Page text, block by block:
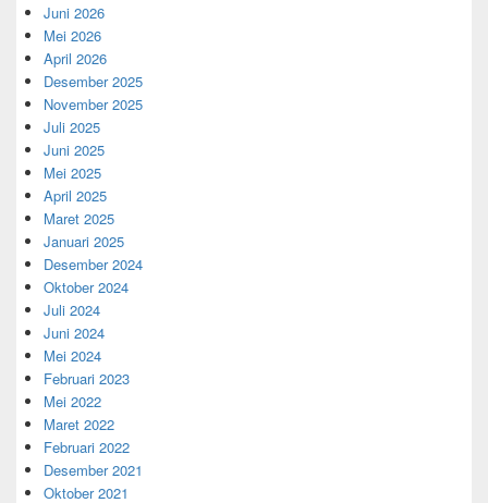
Juni 2026
Mei 2026
April 2026
Desember 2025
November 2025
Juli 2025
Juni 2025
Mei 2025
April 2025
Maret 2025
Januari 2025
Desember 2024
Oktober 2024
Juli 2024
Juni 2024
Mei 2024
Februari 2023
Mei 2022
Maret 2022
Februari 2022
Desember 2021
Oktober 2021